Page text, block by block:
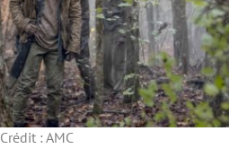
Crédit : AMC